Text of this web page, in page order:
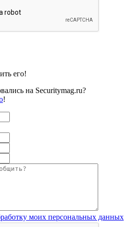
его!
на Securitymag.ru?
!
моих персональных данных